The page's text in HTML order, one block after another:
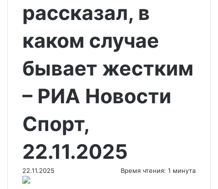
рассказал, в
каком случае
бывает жестким
– РИА Новости
Спорт,
22.11.2025
22.11.2025 Время чтения: 1 минута